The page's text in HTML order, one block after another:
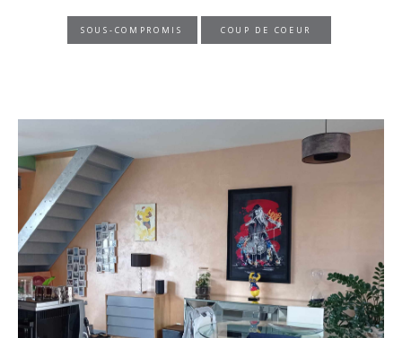
SOUS-COMPROMIS COUP DE COEUR